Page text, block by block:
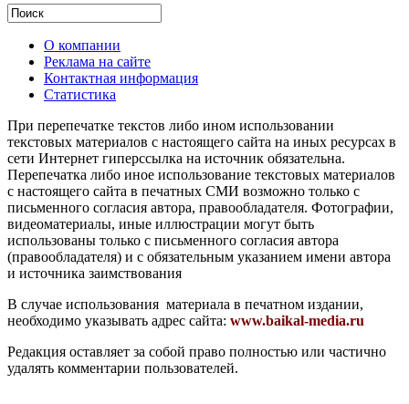
О компании
Реклама на сайте
Контактная информация
Статистика
При перепечатке текстов либо ином использовании
текстовых материалов с настоящего сайта на иных ресурсах в
сети Интернет гиперссылка на источник обязательна.
Перепечатка либо иное использование текстовых материалов
с настоящего сайта в печатных СМИ возможно только с
письменного согласия автора, правообладателя. Фотографии,
видеоматериалы, иные иллюстрации могут быть
использованы только с письменного согласия автора
(правообладателя) и с обязательным указанием имени автора
и источника заимствования
В случае использования материала в печатном издании,
необходимо указывать адрес сайта: www.baikal-media.ru
Редакция оставляет за собой право полностью или частично
удалять комментарии пользователей.